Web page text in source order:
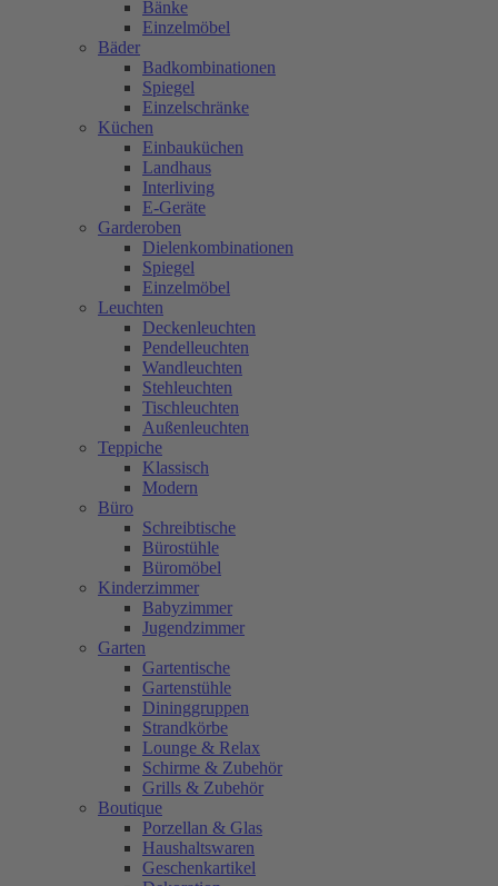
Bänke
Einzelmöbel
Bäder
Badkombinationen
Spiegel
Einzelschränke
Küchen
Einbauküchen
Landhaus
Interliving
E-Geräte
Garderoben
Dielenkombinationen
Spiegel
Einzelmöbel
Leuchten
Deckenleuchten
Pendelleuchten
Wandleuchten
Stehleuchten
Tischleuchten
Außenleuchten
Teppiche
Klassisch
Modern
Büro
Schreibtische
Bürostühle
Büromöbel
Kinderzimmer
Babyzimmer
Jugendzimmer
Garten
Gartentische
Gartenstühle
Dininggruppen
Strandkörbe
Lounge & Relax
Schirme & Zubehör
Grills & Zubehör
Boutique
Porzellan & Glas
Haushaltswaren
Geschenkartikel